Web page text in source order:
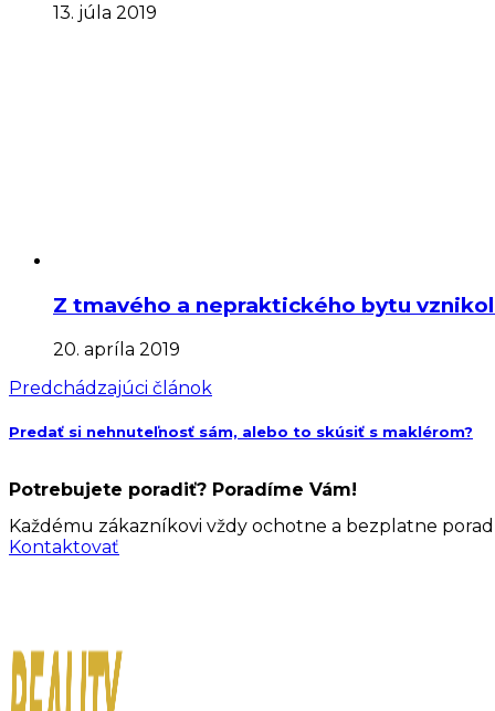
13. júla 2019
Z tmavého a nepraktického bytu
20. apríla 2019
Predchádzajúci článok
Predať si nehnuteľnosť sám, alebo to skúsiť s maklérom?
Potrebujete poradiť? Poradíme Vám!
Každému zákazníkovi vždy ochotne a bezplatne
Kontaktovať